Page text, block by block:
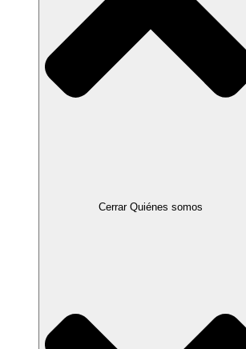
Cerrar Quiénes somos